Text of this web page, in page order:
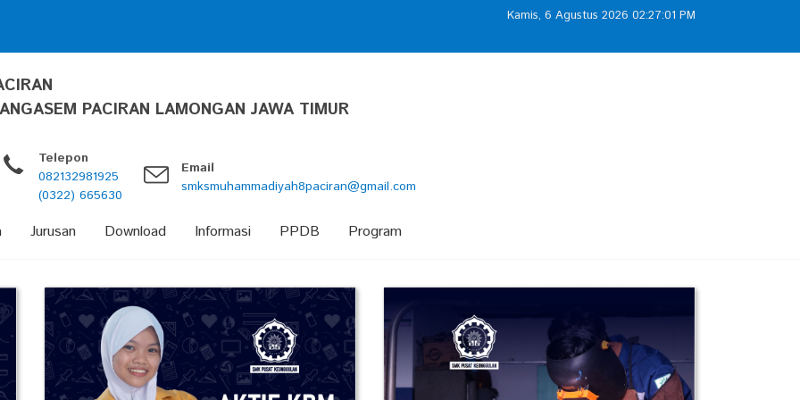
SMK M 8 Paciran...
Kamis, 6 Agustus 2026 02:27:02 PM
PACIRAN LAMONGAN JAWA TIMUR
Telepon
082132981925
(0322) 665630
Email
smksmuhammadiyah8paciran@gmail.com
Jurusan Download Informasi PPDB Program